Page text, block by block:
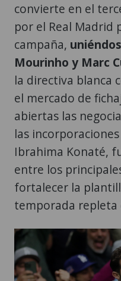
convierte en el
por el Real Madrid
campaña,
Mourinho y Marc
la directiva blanca
el mercado de
abiertas las
las
Ibrahima Konaté,
entre los
fortalecer la
temporada repleta